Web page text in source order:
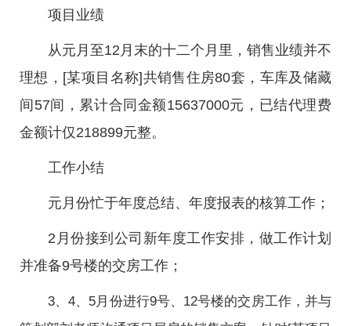
项目业绩
从元月至12月末的十二个月里，销售业绩并不
理想，[某项目名称]共销售住房80套，车库及储藏
间57间，累计合同金额15637000元，已结代理费
金额计仅218899元整。
工作小结
元月份忙于年度总结、年度报表的核算工作；
2月份接到公司新年度工作安排，做工作计划
并准备9号楼的交房工作；
3、4、5月份进行9号、12号楼的交房工作，并与